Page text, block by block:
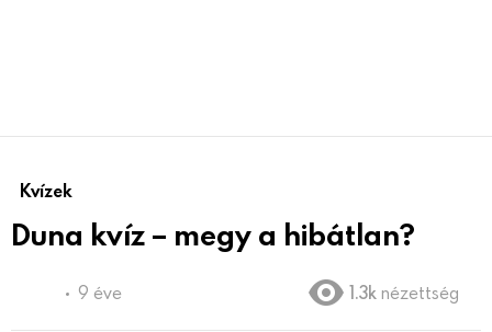
Kvízek
Duna kvíz – megy a hibátlan?
9 éve 1.3k nézettség